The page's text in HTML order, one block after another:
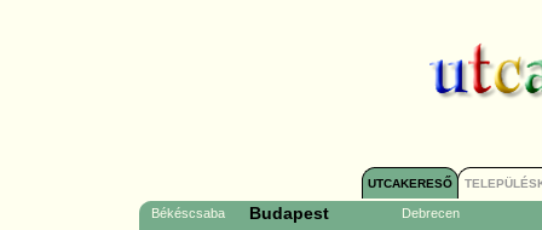
UTCAKERESŐ
Békéscsaba Budapest
Debrecen